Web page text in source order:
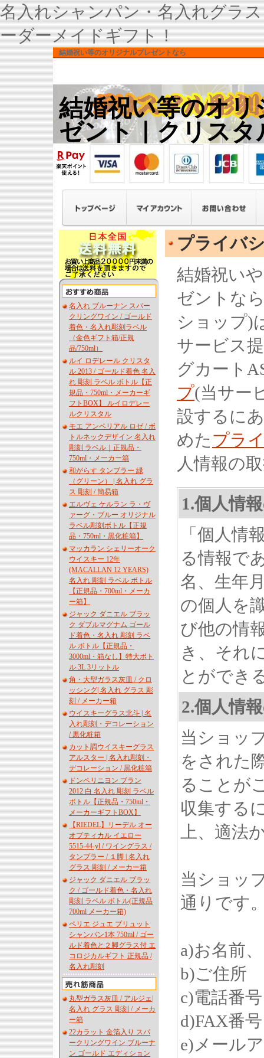
名入れシャンパン・名入れグラ
ーダーメイドギフト！
結婚祝い等のオリジナルプレゼントなら
結婚祝い等のオリ
ゼント｜クリスタ
名入れ ブルーナン スパー
クリングワイン / ゴールド
着色・名入れ彫刻ラベル
（金色ギフト箱/正規
品/750ml）
ルイ ロデレール クリスタ
ル 2013 / ゴールド着色 名入
れ 彫刻 ラベル ボトル【正
規品・750ml・メーカーギ
フトBOX】 ルイロデレー
ルクリスタル
モエ アンペリアル ロゼ / ボ
トルネックデザイン 名入れ
彫刻 ラベル｜正規品・
750ml・メーカー箱
和がらす タンブラー 緑
（グリーン） | 名入れ グラ
ス 彫刻 / 簡易箱
エルヴェ ケルラン ラ・ヴ
ァーグ・ブルー オリジナル
ラベル彫刻ボトル【正規
品・750ml・黒化粧箱】
マッカラン シェリーオーク
ウイスキー 12年
(MACALLAN 12 YEARS)
名入れ 彫刻 ラベル ボトル
【正規品・700ml・メーカ
ー箱】
ジャック ダニエル ブラッ
ク ダブルマグナム ゴール
ド着色・名入れ 彫刻 ラベ
ル ボトル【正規品・
3000ml・箱なし】特大ボト
ル 3L 3リットル
角・大型ガラス灰皿 / クロ
ッシング| 名入れ グラス 彫
刻 / メーカー箱
ウイスキーグラス北斗 | 名
入れ彫刻・デコレーション
/ 黒化粧箱
カット調ウイスキーグラス
アルスター | 名入れ彫刻・
デコレーション / 黒化粧箱
ドンペリニヨン ブラン
2012 白 名入れ 彫刻 ラベル
ボトル【正規品・750ml・
メーカーギフトBOX】
【RIEDEL】リーデル オー
オプティカル イエロー
5515-44-yl / ワイングラス /
タンブラー / １脚 | 名入れ
グラス 彫刻 / メーカー箱
ジャック ダニエル ブラッ
ク / ゴールド着色・名入れ
彫刻 ラベル ボトル(正規品
700ml メーカー箱)
ペリエ ジュエ ブリュット
シャンパン1本 750ml / ゴー
ルド着色と２脚グラス付 エ
コロジカルギフト 正規品 /
名入れ彫刻
丸型ガラス灰皿 / アルジェ|
名入れ グラス 彫刻 / メーカ
ー箱
22カラット 金箔入り スパ
ークリングワイン ブルーナ
ン ゴールド エディション
プライバ
結婚祝い
ゼントな
ショップ)
サービス
グカート
プ(当サー
設するに
めた プラ
人情報の
1.個人情
「個人情
る情報で
名、生年
の個人を
び他の情
き、それ
とができ
2.個人情
当ショッ
をされた
ることが
収集する
上、適法
当ショッ
通りです
a)お名前
b)ご住所
c)電話番号
d)FAX番号
e)メール